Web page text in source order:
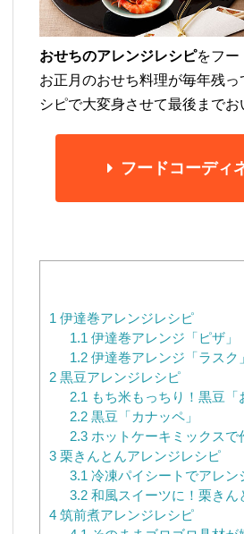
おせちのアレンジレシピをフー
お正月のおせち料理が毎年残
シピで大変身させて最後までお
フードコーディ
1 伊達巻アレンジレシピ
1.1 伊達巻アレンジ「ピザ」
1.2伊達巻アレンジ「ラスク」
2 黒豆アレンジレシピ
2.1 もち米もっちり！黒豆「
2.2黒豆「カナッペ」
2.3ホットケーキミックスで
3 栗きんとんアレンジレシピ
3.1 冷凍パイシートでアレン
3.2和風スイーツに！栗きん
4 筑前煮アレンジレシピ